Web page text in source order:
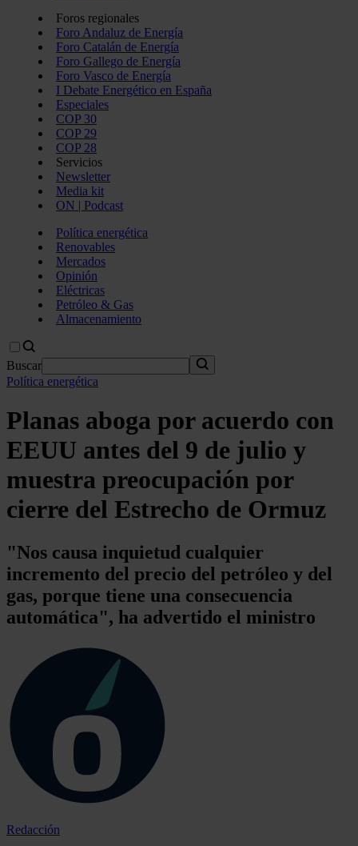
Foros regionales
Foro Andaluz de Energía
Foro Catalán de Energía
Foro Gallego de Energía
Foro Vasco de Energía
I Debate Energético en España
Especiales
COP 30
COP 29
COP 28
Servicios
Newsletter
Media kit
ON | Podcast
Política energética
Renovables
Mercados
Opinión
Eléctricas
Petróleo & Gas
Almacenamiento
Buscar
Política energética
Planas aboga por acuerdo con
EEUU antes del 9 de julio y
muestra preocupación por
cierre del Estrecho de Ormuz
"Nos causa inquietud cualquier
incremento del precio del petróleo y del
gas, porque tiene una consecuencia
automática", ha advertido el ministro
Redacción